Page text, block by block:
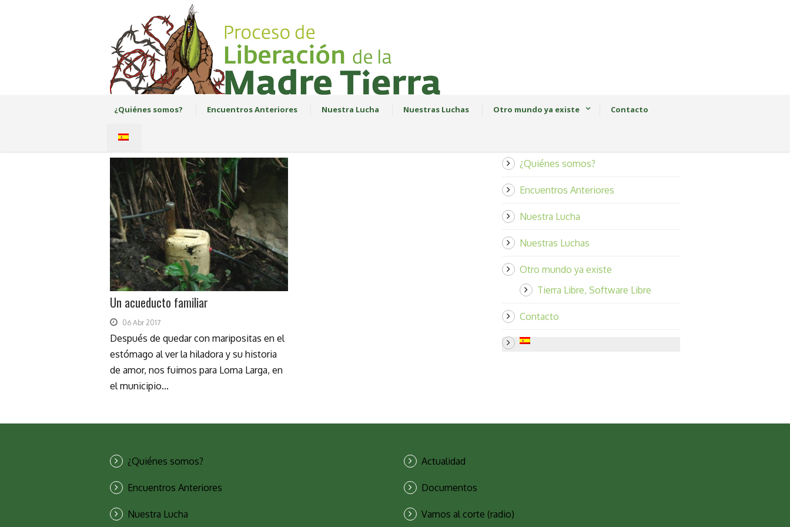
¿Quiénes somos? Encuentros Anteriores Nuestra Lucha Nuestras Luchas Otro mundo ya existe Contacto
Un acueducto familiar
06 Abr 2017
Después de quedar con maripositas en el
estómago al ver la hiladora y su historia
de amor, nos fuimos para Loma Larga, en
el municipio...
¿Quiénes somos?
Encuentros Anteriores
Nuestra Lucha
Nuestras Luchas
Otro mundo ya existe
Tierra Libre, Software Libre
Contacto
¿Quiénes somos?
Encuentros Anteriores
Nuestra Lucha
Actualidad
Documentos
Vamos al corte (radio)